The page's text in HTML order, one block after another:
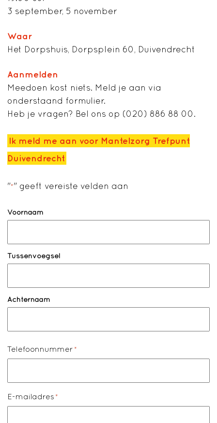
3 september, 5 november
Waar
Het Dorpshuis, Dorpsplein 60, Duivendrecht
Aanmelden
Meedoen kost niets. Meld je aan via
onderstaand formulier.
Heb je vragen? Bel ons op (020) 886 88 00.
Ik meld me aan voor Mantelzorg Trefpunt
Duivendrecht
"*" geeft vereiste velden aan
Naam *
Voornaam
Tussenvoegsel
Achternaam
Telefoonnummer *
E-mailadres *